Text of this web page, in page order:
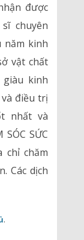
được
chuyên
năm kinh
vật chất
kinh
và điều trị
nhất và
SỨC
chỉ chăm
Các dịch
.